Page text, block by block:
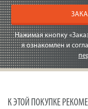
Нажимая кнопку
я ознакомлен и
К ЭТОЙ ПОКУПКЕ